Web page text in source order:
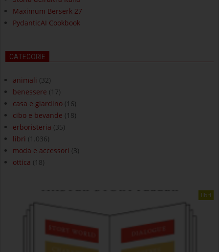
Maximum Berserk 27
PydanticAI Cookbook
CATEGORIE
animali (32)
benessere (17)
casa e giardino (16)
cibo e bevande (18)
erboristeria (35)
libri (1.036)
moda e accessori (3)
ottica (18)
libri